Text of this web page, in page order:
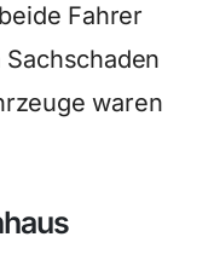
Fahrer
waren